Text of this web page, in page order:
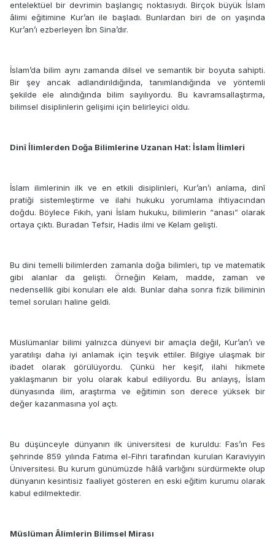
entelektüel bir devrimin başlangıç noktasıydı. Birçok büyük İslam
âlimi eğitimine Kur’an ile başladı. Bunlardan biri de on yaşında
Kur’an’ı ezberleyen İbn Sina’dır.
İslam’da bilim aynı zamanda dilsel ve semantik bir boyuta sahipti.
Bir şey ancak adlandırıldığında, tanımlandığında ve yöntemli
şekilde ele alındığında bilim sayılıyordu. Bu kavramsallaştırma,
bilimsel disiplinlerin gelişimi için belirleyici oldu.
Dinî İlimlerden Doğa Bilimlerine Uzanan Hat: İslam İlimleri
İslam ilimlerinin ilk ve en etkili disiplinleri, Kur’an’ı anlama, dinî
pratiği sistemleştirme ve ilahi hukuku yorumlama ihtiyacından
doğdu. Böylece Fıkıh, yani İslam hukuku, bilimlerin “anası” olarak
ortaya çıktı. Buradan Tefsir, Hadis ilmi ve Kelam gelişti.
Bu dini temelli bilimlerden zamanla doğa bilimleri, tıp ve matematik
gibi alanlar da gelişti. Örneğin Kelam, madde, zaman ve
nedensellik gibi konuları ele aldı. Bunlar daha sonra fizik biliminin
temel soruları haline geldi.
Müslümanlar bilimi yalnızca dünyevi bir amaçla değil, Kur’an’ı ve
yaratılışı daha iyi anlamak için teşvik ettiler. Bilgiye ulaşmak bir
ibadet olarak görülüyordu. Çünkü her keşif, ilahi hikmete
yaklaşmanın bir yolu olarak kabul ediliyordu. Bu anlayış, İslam
dünyasında ilim, araştırma ve eğitimin son derece yüksek bir
değer kazanmasına yol açtı.
Bu düşünceyle dünyanın ilk üniversitesi de kuruldu: Fas’ın Fes
şehrinde 859 yılında Fatıma el-Fihri tarafından kurulan Karaviyyin
Üniversitesi. Bu kurum günümüzde hâlâ varlığını sürdürmekte olup
dünyanın kesintisiz faaliyet gösteren en eski eğitim kurumu olarak
kabul edilmektedir.
Müslüman Âlimlerin Bilimsel Mirası